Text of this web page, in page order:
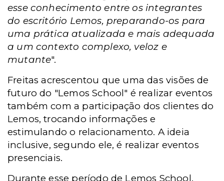
esse conhecimento entre os integrantes
do escritório Lemos, preparando-os para
uma prática atualizada e mais adequada
a um contexto complexo, veloz e
mutante".
Freitas acrescentou que uma das visões de
futuro do "Lemos School" é realizar eventos
também com a participação dos clientes do
Lemos, trocando informações e
estimulando o relacionamento. A ideia
inclusive, segundo ele, é realizar eventos
presenciais.
Durante esse período de Lemos School,